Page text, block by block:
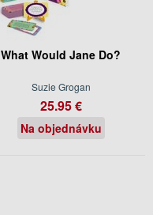
What Would Jane Do?
Suzie Grogan
25.95 €
Na objednávku